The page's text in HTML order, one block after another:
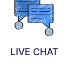
LIVE CHAT